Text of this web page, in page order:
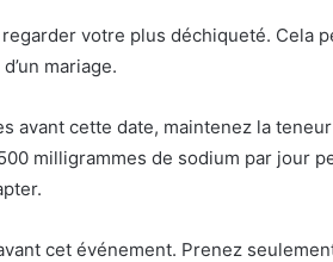
votre plus déchiqueté. Cela
mariage.
avant cette date, maintenez la
milligrammes de sodium par jour
cet événement. Prenez